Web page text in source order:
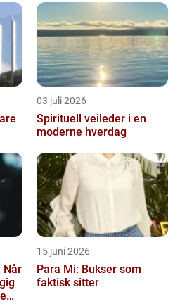
03 juli 2026
Spirituell veileder i en
moderne hverdag
Når
15 juni 2026
Para Mi: Bukser som
faktisk sitter